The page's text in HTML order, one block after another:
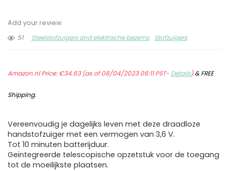
Add your review
51
Steelstofzuigers and elektrische bezems Stofzuigers
Amazon.nl Price:€34.63(as of 08/04/2023 06:11 PST- Details)&FREE
Shipping.
Vereenvoudig je dagelijks leven met deze draadloze
handstofzuiger met een vermogen van 3,6 V.
Tot 10 minuten batterijduur.
Geïntegreerde telescopische opzetstuk voor de toegang
tot de moeilijkste plaatsen.